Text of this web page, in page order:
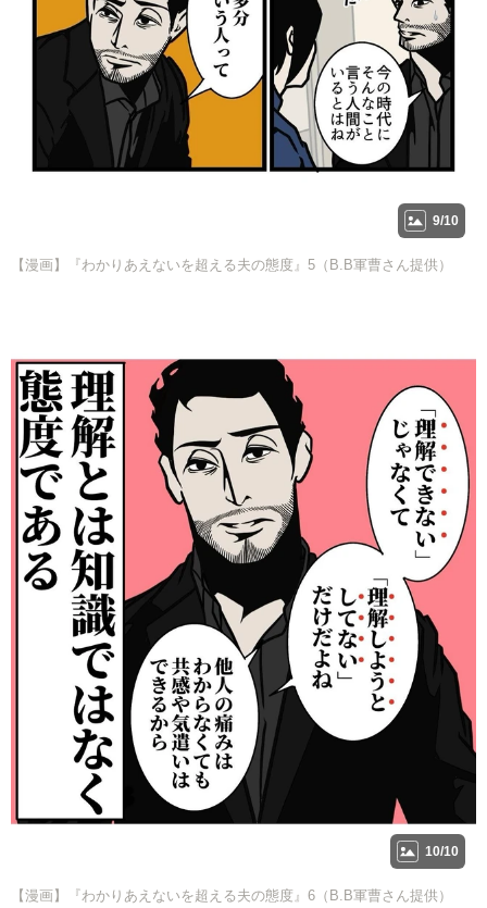
9/10
【漫画】『わかりあえないを超える夫の態度』5（B.B軍曹さん提供）
10/10
【漫画】『わかりあえないを超える夫の態度』6（B.B軍曹さん提供）